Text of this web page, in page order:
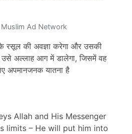
Ad Network
रसूल की अवज्ञा करेगा और उसकी
अल्लाह आग में डालेगा, जिसमें वह
अपमानजनक यातना है
Allah and His Messenger
limits – He will put him into